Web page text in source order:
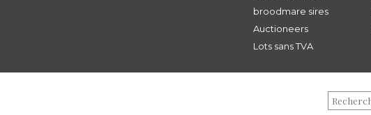
broodmare sires
Auctioneers
Lots sans TVA